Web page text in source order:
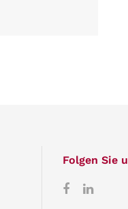
Folgen Sie